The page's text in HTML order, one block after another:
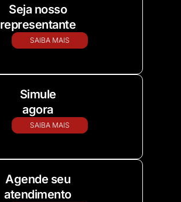
Seja nosso
representante
SAIBA MAIS
Simule
agora
SAIBA MAIS
Agende seu
atendimento